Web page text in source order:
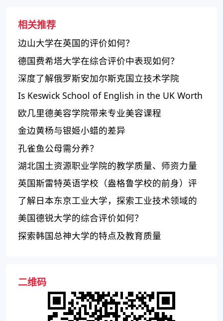
相关推荐
边山大学在英国的评价如何？
德国费希塔大学在综合评价中表现如何？
深度了解俄罗斯安加尔斯克国立技术学院
Is Keswick School of English in the UK Worth
Attending?
欧几里德美容学院带来专业美容课程
金边黄杨与银姬小蜡的差异
孔雀鱼公母需分养？
湖北国土资源职业学院的教学质量、师资力量
和学科设置如何？
英国斯雷特英语学校（盎格鲁学校的前身）评
价如何？
了解日本东京工业大学，探索工业技术领域的
顶尖学府
美国德锐大学的综合评价如何？
探索韩国总神大学的特点及教育质量
二维码